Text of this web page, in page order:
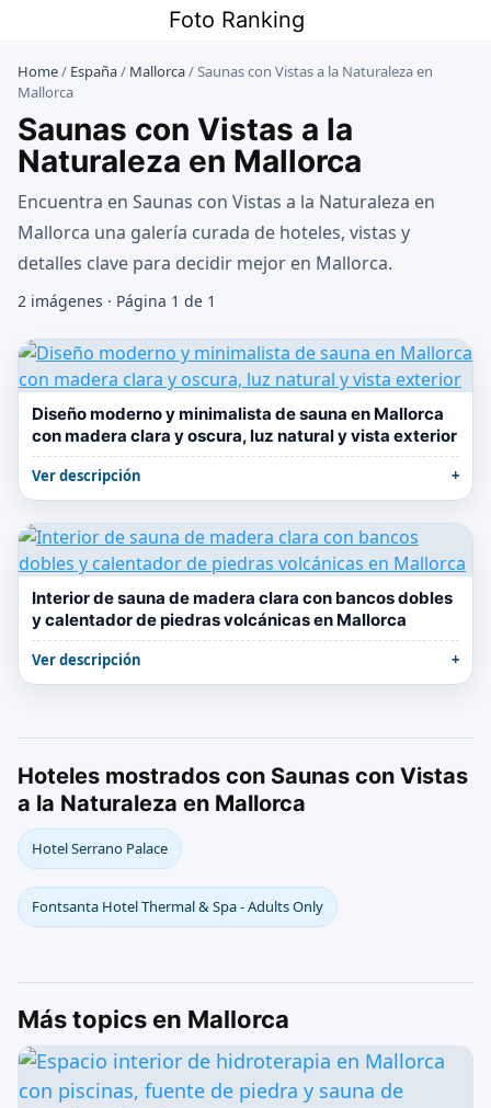
contenido
Foto Ranking
Home/ España/ Mallorca/Saunas con Vistas a la Naturaleza en
Mallorca
Saunas con Vistas a la
Naturaleza en Mallorca
Encuentra en Saunas con Vistas a la Naturaleza en
Mallorca una galería curada de hoteles, vistas y
detalles clave para decidir mejor en Mallorca.
2 imágenes · Página 1 de 1
Diseño moderno y minimalista de sauna en Mallorca
con madera clara y oscura, luz natural y vista exterior
Ver descripción
Interior de sauna de madera clara con bancos dobles
y calentador de piedras volcánicas en Mallorca
Ver descripción
Hoteles mostrados con Saunas con Vistas
a la Naturaleza en Mallorca
Hotel Serrano Palace
Fontsanta Hotel Thermal & Spa - Adults Only
Más topics en Mallorca